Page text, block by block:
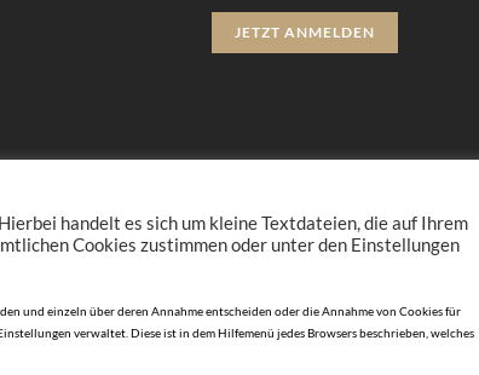
JETZT ANMELDEN
handelt es sich um kleine Textdateien, die auf Ihrem
Cookies zustimmen oder unter den Einstellungen
und einzeln über deren Annahme entscheiden oder die Annahme von Cookies für
verwaltet. Diese ist in dem Hilfemenü jedes Browsers beschrieben, welches